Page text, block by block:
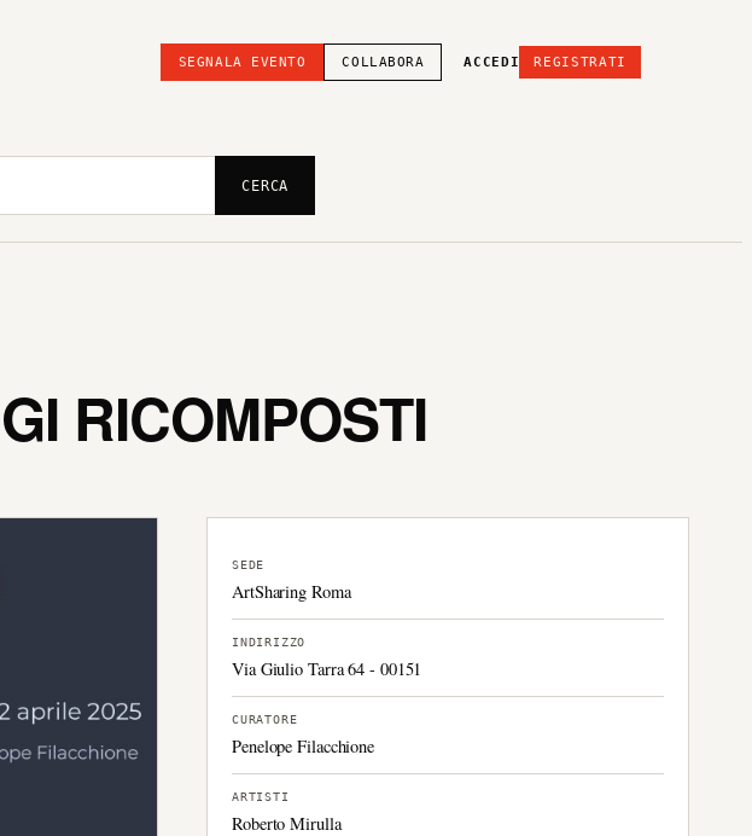
SEGNALA EVENTO COLLABORA ACCEDI REGISTRATI
CERCA
RICOMPOSTI
SEDE
ArtSharing Roma
INDIRIZZO
Via Giulio Tarra 64 - 00151
CURATORE
Penelope Filacchione
ARTISTI
Roberto Mirulla